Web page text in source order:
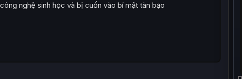
nghệ sinh học và bị cuốn vào bí mật tàn bạo